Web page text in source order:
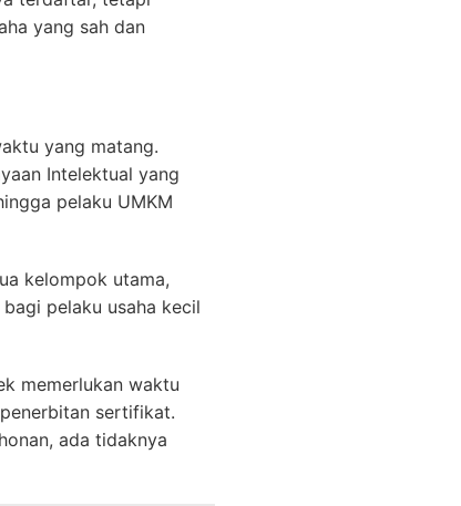
yang sah dan
yang matang.
Intelektual yang
pelaku UMKM
kelompok utama,
pelaku usaha kecil
memerlukan waktu
sertifikat.
ada tidaknya